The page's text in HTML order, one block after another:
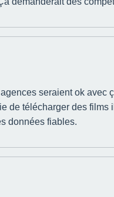
seraient ok
de télécharger des
données fiables.